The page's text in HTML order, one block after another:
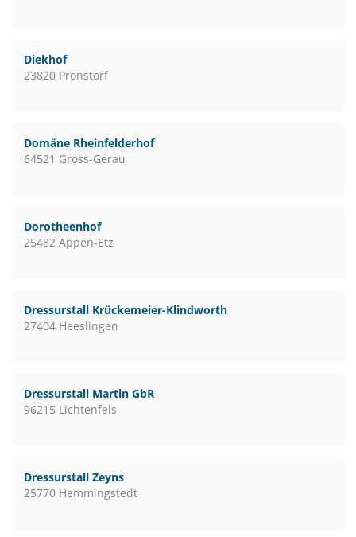
Diekhof
23820 Pronstorf
Domäne Rheinfelderhof
64521 Gross-Gerau
Dorotheenhof
25482 Appen-Etz
Dressurstall Krückemeier-Klindworth
27404 Heeslingen
Dressurstall Martin GbR
96215 Lichtenfels
Dressurstall Zeyns
25770 Hemmingstedt